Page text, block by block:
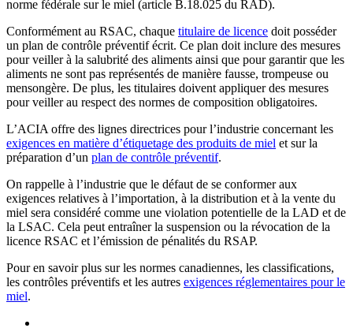
norme fédérale sur le miel (article B.18.025 du RAD).
Conformément au RSAC, chaque titulaire de licence doit posséder
un plan de contrôle préventif écrit. Ce plan doit inclure des mesures
pour veiller à la salubrité des aliments ainsi que pour garantir que les
aliments ne sont pas représentés de manière fausse, trompeuse ou
mensongère. De plus, les titulaires doivent appliquer des mesures
pour veiller au respect des normes de composition obligatoires.
L’ACIA offre des lignes directrices pour l’industrie concernant les
exigences en matière d’étiquetage des produits de miel et sur la
préparation d’un plan de contrôle préventif.
On rappelle à l’industrie que le défaut de se conformer aux
exigences relatives à l’importation, à la distribution et à la vente du
miel sera considéré comme une violation potentielle de la LAD et de
la LSAC. Cela peut entraîner la suspension ou la révocation de la
licence RSAC et l’émission de pénalités du RSAP.
Pour en savoir plus sur les normes canadiennes, les classifications,
les contrôles préventifs et les autres exigences réglementaires pour le
miel.